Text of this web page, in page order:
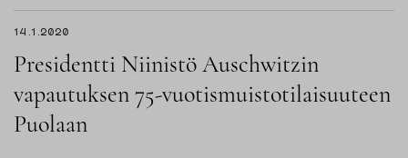
14.1.2020
Presidentti Niinistö Auschwitzin
vapautuksen 75-vuotismuistotilaisuuteen
Puolaan